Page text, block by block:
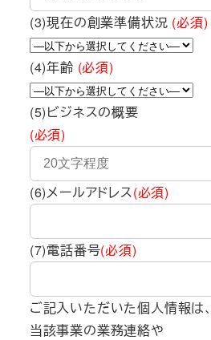
(3)現在の創業準備状況 (必須)
(4)年齢 (必須)
(5)ビジネスの概要
(必須)
(6)メールアドレス(必須)
(7)電話番号(必須)
ご記入いただいた個人情報は
当該事業の業務連絡や